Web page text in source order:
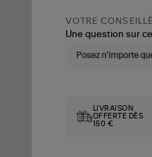
VOTRE
Une question sur
LIVRAISON
OFFERTE DÈS
150 €